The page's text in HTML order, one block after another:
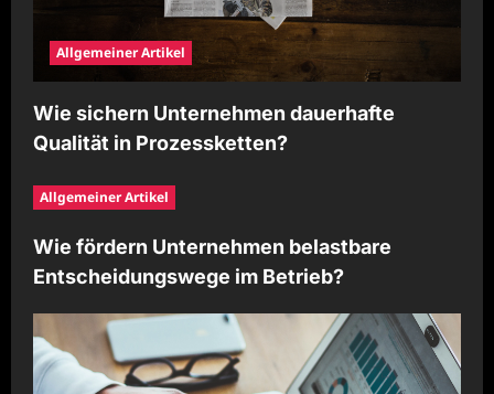
Allgemeiner Artikel
Wie sichern Unternehmen dauerhafte
Qualität in Prozessketten?
Allgemeiner Artikel
Wie fördern Unternehmen belastbare
Entscheidungswege im Betrieb?